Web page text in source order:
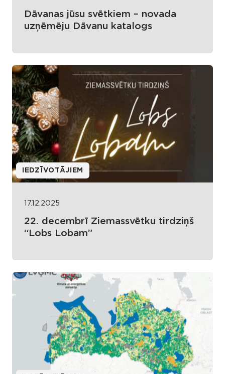
Dāvanas jūsu svētkiem – novada
uzņēmēju Dāvanu katalogs
IEDZĪVOTĀJIEM
17.12.2025
22. decembrī Ziemassvētku tirdziņš
“Lobs Lobam”